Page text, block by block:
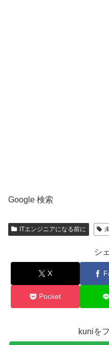
Google 検索
ITエンジニアになる前に
シ
X
Pocket
kuniを